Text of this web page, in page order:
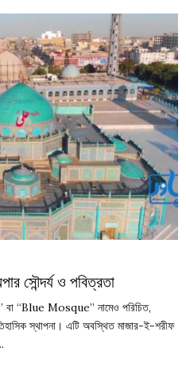
সৌন্দর্য ও পবিত্রতা
বা “Blue Mosque” নামেও পরিচিত,
স্থাপনা। এটি অবস্থিত মাজার-ই-শরীফ